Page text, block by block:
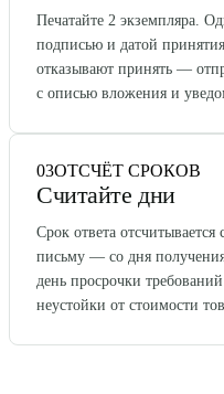
Печатайте 2 экземпляра.
подписью и датой
отказывают принять —
с описью вложения и
03ОТСЧЁТ СРОКОВ
Считайте дни
Срок ответа
письму — со дня
день просрочки
неустойки от стоимости